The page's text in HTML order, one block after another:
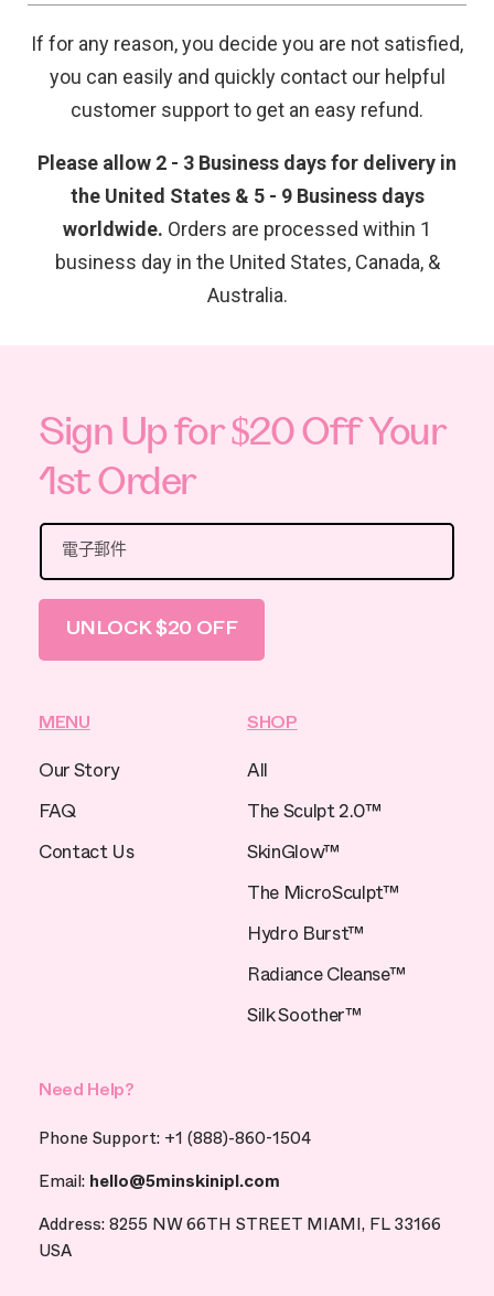
If for any reason, you decide you are not satisfied,
you can easily and quickly contact our helpful
customer support to get an easy refund.
Please allow 2 - 3 Business days for delivery in
the United States & 5 - 9 Business days
worldwide. Orders are processed within 1
business day in the United States, Canada, &
Australia.
Sign Up for $20 Off Your
1st Order
電子郵件
UNLOCK $20 OFF
MENU
Our Story
FAQ
Contact Us
SHOP
All
The Sculpt 2.0™
SkinGlow™
The MicroSculpt™
Hydro Burst™
Radiance Cleanse™
Silk Soother™
Need Help?
Phone Support: +1 (888)-860-1504
Email: hello@5minskinipl.com
Address: 8255 NW 66TH STREET MIAMI, FL 33166
USA